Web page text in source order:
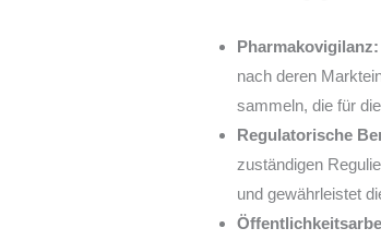
Pharmakovigilanz:
nach deren
sammeln, die für
Regulatorische
zuständigen
und gewährleistet